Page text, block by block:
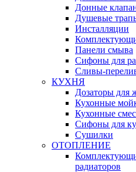
Донные
Душевые
Инсталляции
Панели смыва
Сифоны для
Сливы-
КУХНЯ
Дозаторы для
Кухонные
Кухонные
Сифоны для
Сушилки
ОТОПЛЕНИЕ
радиаторов